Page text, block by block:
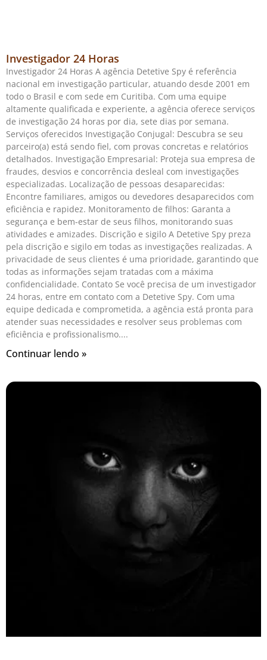
Investigador 24 Horas
Investigador 24 Horas A agência Detetive Spy é referência
nacional em investigação particular, atuando desde 2001 em
todo o Brasil e com sede em Curitiba. Com uma equipe
altamente qualificada e experiente, a agência oferece serviços
de investigação 24 horas por dia, sete dias por semana.
Serviços oferecidos Investigação Conjugal: Descubra se seu
parceiro(a) está sendo fiel, com provas concretas e relatórios
detalhados. Investigação Empresarial: Proteja sua empresa de
fraudes, desvios e concorrência desleal com investigações
especializadas. Localização de pessoas desaparecidas:
Encontre familiares, amigos ou devedores desaparecidos com
eficiência e rapidez. Monitoramento de filhos: Garanta a
segurança e bem-estar de seus filhos, monitorando suas
atividades e amizades. Discrição e sigilo A Detetive Spy preza
pela discrição e sigilo em todas as investigações realizadas. A
privacidade de seus clientes é uma prioridade, garantindo que
todas as informações sejam tratadas com a máxima
confidencialidade. Contato Se você precisa de um investigador
24 horas, entre em contato com a Detetive Spy. Com uma
equipe dedicada e comprometida, a agência está pronta para
atender suas necessidades e resolver seus problemas com
eficiência e profissionalismo.
Continuar lendo »